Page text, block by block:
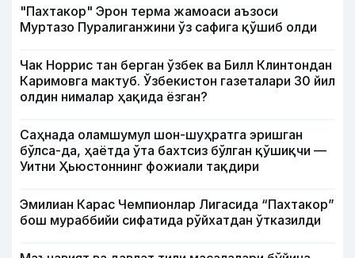
"Пахтакор" Эрон терма жамоаси аъзоси
Муртазо Пуралиганжини ўз сафига қўшиб олди
Чак Норрис тан берган ўзбек ва Билл Клинтондан
Каримовга мактуб. Ўзбекистон газеталари 30 йил
олдин нималар ҳақида ёзган?
Саҳнада оламшумул шон-шуҳратга эришган
бўлса-да, ҳаётда ўта бахтсиз бўлган қўшиқчи —
Уитни Ҳьюстоннинг фожиали тақдири
Эмилиан Карас Чемпионлар Лигасида “Пахтакор”
бош мураббийи сифатида рўйхатдан ўтказилди